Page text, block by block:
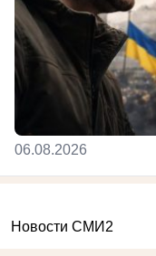
06.08.2026
Новости СМИ2